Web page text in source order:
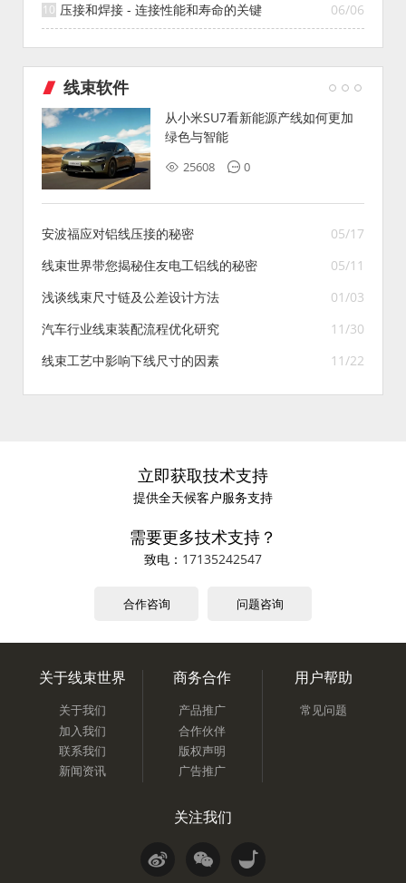
06/06
压接和焊接 - 连接性能和寿命的关键
线束软件
从小米SU7看新能源产线如何更加
绿色与智能
25608 0
05/17
安波福应对铝线压接的秘密
05/11
线束世界带您揭秘住友电工铝线的秘密
01/03
浅谈线束尺寸链及公差设计方法
11/30
汽车行业线束装配流程优化研究
11/22
线束工艺中影响下线尺寸的因素
立即获取技术支持
提供全天候客户服务支持
需要更多技术支持？
致电： 17135242547
合作咨询 问题咨询
关于线束世界
关于我们
加入我们
联系我们
新闻资讯
商务合作
产品推广
合作伙伴
版权声明
广告推广
用户帮助
常见问题
关注我们